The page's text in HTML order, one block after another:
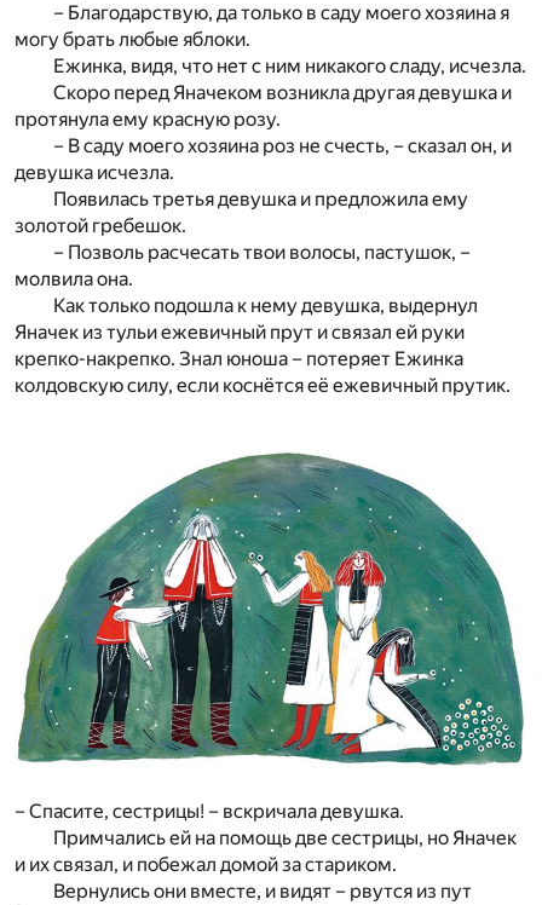
– Благодарствую, да только в саду моего хозяина я
могу брать любые яблоки.
Ежинка, видя, что нет с ним никакого сладу, исчезла.
Скоро перед Яначеком возникла другая девушка и
протянула ему красную розу.
– В саду моего хозяина роз не счесть, – сказал он, и
девушка исчезла.
Появилась третья девушка и предложила ему
золотой гребешок.
– Позволь расчесать твои волосы, пастушок, –
молвила она.
Как только подошла к нему девушка, выдернул
Яначек из тульи ежевичный прут и связал ей руки
крепко-накрепко. Знал юноша – потеряет Ежинка
колдовскую силу, если коснётся её ежевичный прутик.
– Спасите, сестрицы! – вскричала девушка.
Примчались ей на помощь две сестрицы, но Яначек
и их связал, и побежал домой за стариком.
Вернулись они вместе, и видят – рвутся из пут